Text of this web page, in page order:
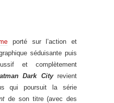
porté sur l’action et
séduisante puis
et complètement
Dark Cityrevient
qui poursuit la série
de son titre (avec des